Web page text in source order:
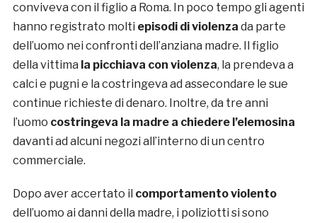
conviveva con il figlio a Roma. In poco tempo gli agenti
hanno registrato molti episodi di violenza da parte
dell’uomo nei confronti dell’anziana madre. Il figlio
della vittima la picchiava con violenza, la prendeva a
calci e pugni e la costringeva ad assecondare le sue
continue richieste di denaro. Inoltre, da tre anni
l’uomo costringeva la madre a chiedere l’elemosina
davanti ad alcuni negozi all’interno di un centro
commerciale.
Dopo aver accertato il comportamento violento
dell’uomo ai danni della madre, i poliziotti si sono